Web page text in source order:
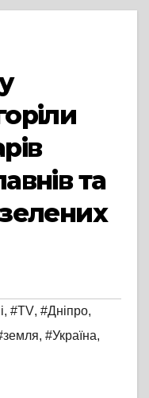
та
, #TV, #Дніпро,
, #Україна,